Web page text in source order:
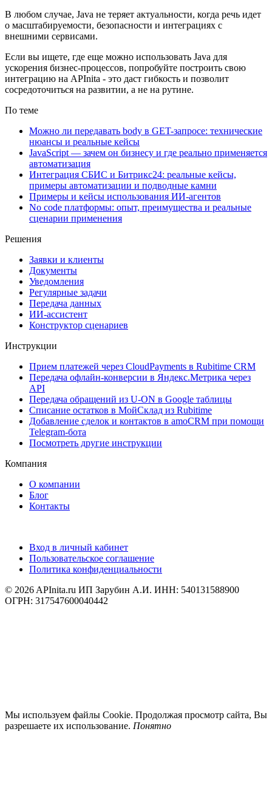
В любом случае, Java не теряет актуальности, когда речь идет
о масштабируемости, безопасности и интеграциях с
внешними сервисами.
Если вы ищете, где еще можно использовать Java для
ускорения бизнес-процессов, попробуйте построить свою
интеграцию на APInita - это даст гибкость и позволит
сосредоточиться на развитии, а не на рутине.
По теме
Можно ли передавать body в GET-запросе: технические
нюансы и реальные кейсы
JavaScript — зачем он бизнесу и где реально применяется
автоматизация
Интеграция СБИС и Битрикс24: реальные кейсы,
примеры автоматизации и подводные камни
Примеры и кейсы использования ИИ-агентов
No code платформы: опыт, преимущества и реальные
сценарии применения
Решения
Заявки и клиенты
Документы
Уведомления
Регулярные задачи
Передача данных
ИИ-ассистент
Конструктор сценариев
Инструкции
Прием платежей через CloudPayments в Rubitime CRM
Передача офлайн-конверсии в Яндекс.Метрика через
API
Передача обращений из U-ON в Google таблицы
Списание остатков в МойСклад из Rubitime
Добавление сделок и контактов в amoCRM при помощи
Telegram-бота
Посмотреть другие инструкции
Компания
О компании
Блог
Контакты
Вход в личный кабинет
Пользовательское соглашение
Политика конфиденциальности
© 2026 APInita.ru ИП Зарубин А.И. ИНН: 540131588900
ОГРН: 317547600040442
Мы используем файлы Cookie. Продолжая просмотр сайта, Вы
разрешаете их использование. Понятно